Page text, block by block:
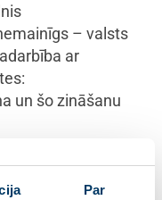
Par
– valsts
ar
un šo zināšanu